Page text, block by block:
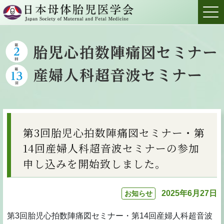
第3回胎児心拍数陣痛図セミナー・第
14回産婦人科超音波セミナーの参加
申し込みを開始致しました。
お知らせ 2025年6月27日
第3回胎児心拍数陣痛図セミナー・第14回産婦人科超音波